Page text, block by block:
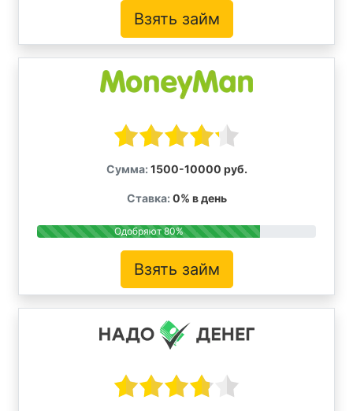
Взять займ
Сумма: 1500-10000 руб.
Ставка: 0% в день
Одобряют 80%
Взять займ